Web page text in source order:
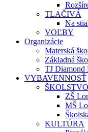
TLAČIVÁ
Na
VOĽBY
Organizácie
Materská
Základná
TJ Diamond
VYBAVENNOSŤ
ZŠ
MŠ
KULTÚRA